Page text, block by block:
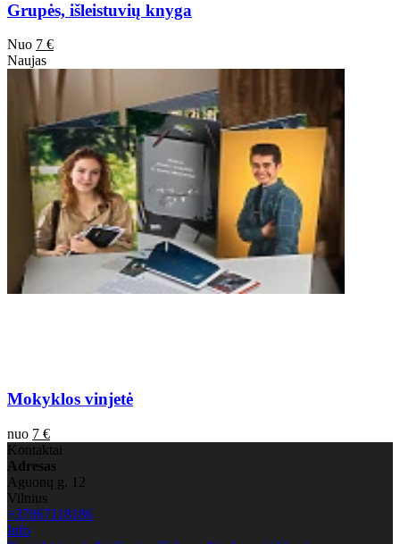
Grupės, išleistuvių knyga
Nuo 7 €
Naujas
Mokyklos vinjetė
nuo 7 €
Kontaktai
Adresas
Aguonų g. 12
Vilnius
+37067118186
Info